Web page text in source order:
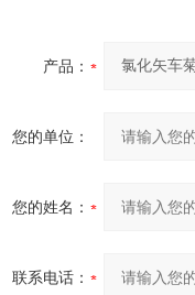
产品：
您的单位：
您的姓名：
联系电话：